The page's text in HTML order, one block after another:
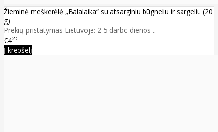
Žieminė meškerėlė „Balalaika“ su atsarginiu būgneliu ir sargeliu (20
g)
Prekių pristatymas Lietuvoje: 2-5 darbo dienos ..
€420
Į krepšelį